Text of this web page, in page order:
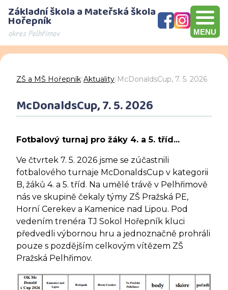
Základní škola a Mateřská škola
Hořepník
okres Pelhřimov MENU
ZŠ a MŠ Hořepník|Aktuality| McDonaldsCup, 7. 5. 2026
McDonaldsCup, 7. 5. 2026
Fotbalový turnaj pro žáky 4. a 5. tříd...
Ve čtvrtek 7. 5. 2026 jsme se zúčastnili
fotbalového turnaje McDonaldsCup v kategorii
B, žáků 4. a 5. tříd. Na umělé trávě v Pelhřimově
nás ve skupině čekaly týmy ZŠ Pražská PE,
Horní Cerekev a Kamenice nad Lipou. Pod
vedením trenéra TJ Sokol Hořepník kluci
předvedli výbornou hru a jednoznačně prohráli
pouze s pozdějším celkovým vítězem ZŠ
Pražská Pelhřimov.